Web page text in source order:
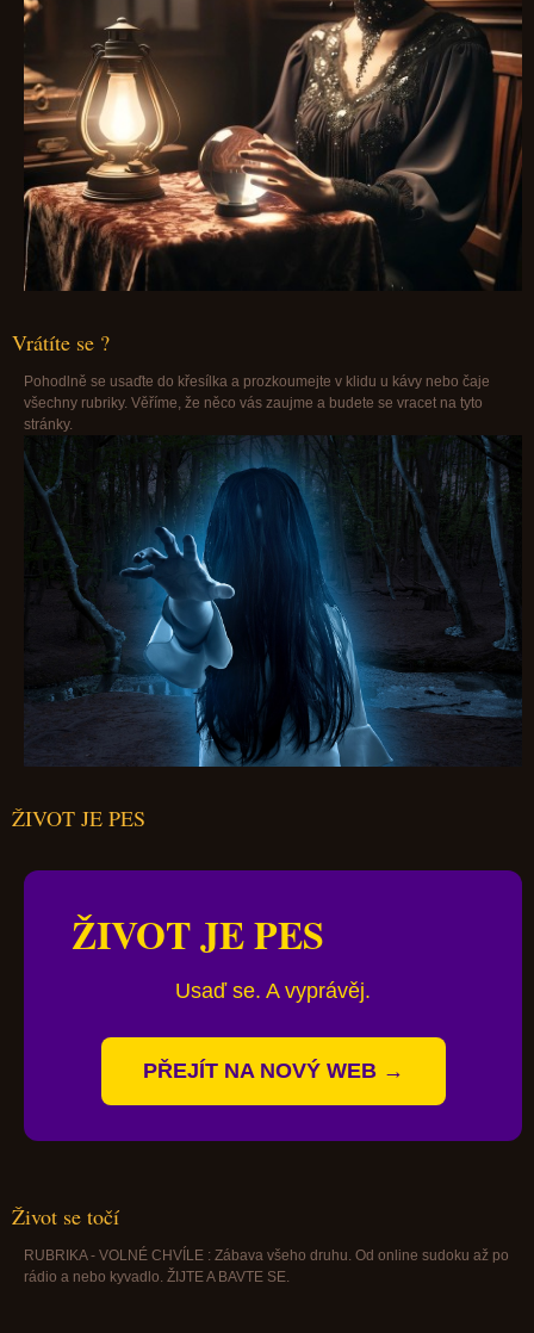
Vrátíte se ?
Pohodlně se usaďte do křesílka a prozkoumejte v klidu u kávy nebo čaje
všechny rubriky. Věříme, že něco vás zaujme a budete se vracet na tyto
stránky.
ŽIVOT JE PES
ŽIVOT JE PES
Usaď se. A vyprávěj.
PŘEJÍT NA NOVÝ WEB →
Život se točí
RUBRIKA - VOLNÉ CHVÍLE : Zábava všeho druhu. Od online sudoku až po
rádio a nebo kyvadlo. ŽIJTE A BAVTE SE.